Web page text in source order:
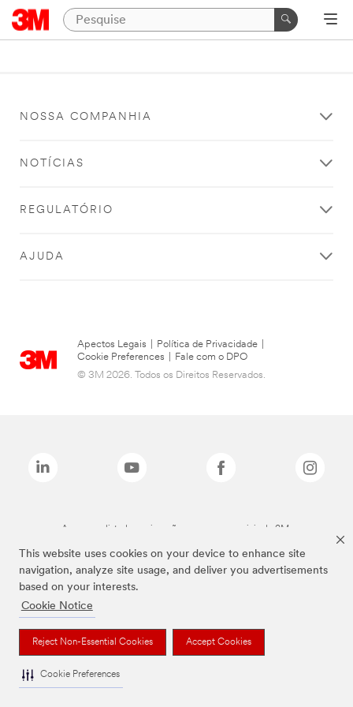
This website uses cookies on your device to enhance site
navigation, analyze site usage, and deliver you advertisements
based on your interests.
Cookie Notice
Reject Non-Essential Cookies Accept Cookies
Cookie Preferences
NOSSA COMPANHIA
NOTÍCIAS
REGULATÓRIO
AJUDA
Apectos Legais Política de Privacidade
Cookie Preferences
Fale com o DPO
© 3M 2026. Todos os Direitos Reservados.
As marcas listadas a cima são marcas comerciais da 3M.